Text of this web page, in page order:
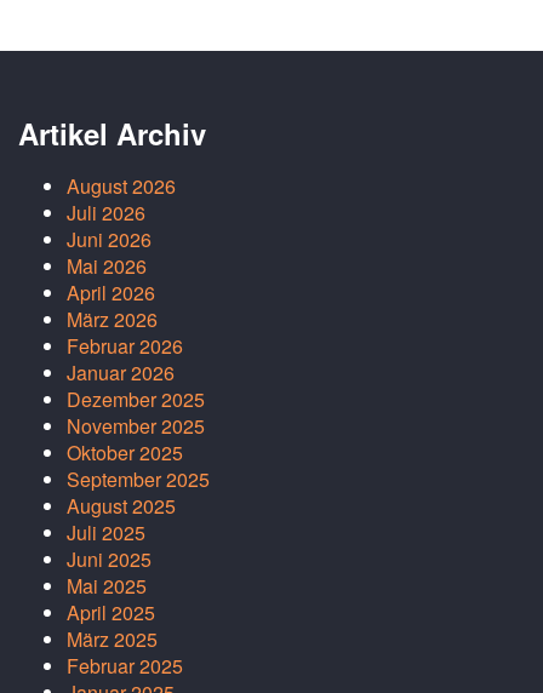
Artikel Archiv
August 2026
Juli 2026
Juni 2026
Mai 2026
April 2026
März 2026
Februar 2026
Januar 2026
Dezember 2025
November 2025
Oktober 2025
September 2025
August 2025
Juli 2025
Juni 2025
Mai 2025
April 2025
März 2025
Februar 2025